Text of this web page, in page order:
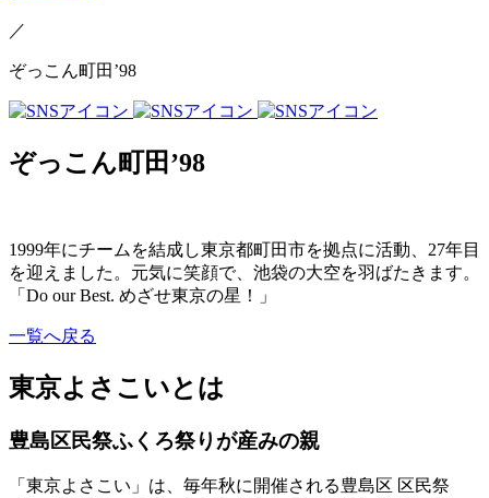
／
ぞっこん町田’98
ぞっこん町田’98
1999年にチームを結成し東京都町田市を拠点に活動、27年目
を迎えました。元気に笑顔で、池袋の大空を羽ばたきます。
「Do our Best. めざせ東京の星！」
一覧へ戻る
東京よさこいとは
豊島区民祭ふくろ祭りが産みの親
「東京よさこい」は、毎年秋に開催される豊島区 区民祭